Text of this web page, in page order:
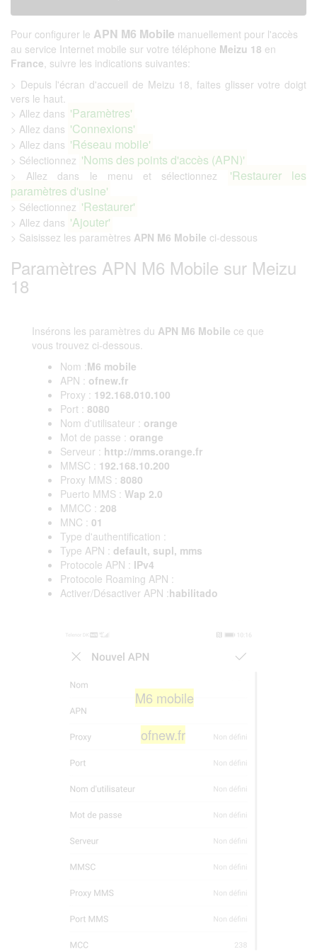
Pour configurer le APN M6 Mobile manuellement pour l'accès
au service Internet mobile sur votre téléphone Meizu 18 en
France, suivre les indications suivantes:
> Depuis l'écran d'accueil de Meizu 18, faites glisser votre doigt
vers le haut.
> Allez dans 'Paramètres'
> Allez dans 'Connexions'
> Allez dans 'Réseau mobile'
> Sélectionnez 'Noms des points d'accès (APN)'
> Allez dans le menu et sélectionnez
'Restaurer les
paramètres d'usine'
> Sélectionnez 'Restaurer'
> Allez dans 'Ajouter'
> Saisissez les paramètres APN M6 Mobile ci-dessous
Paramètres APN M6 Mobile sur Meizu
18
Insérons les paramètres du APN M6 Mobile ce que
vous trouvez ci-dessous.
Nom :M6 mobile
APN : ofnew.fr
Proxy : 192.168.010.100
Port : 8080
Nom d'utilisateur : orange
Mot de passe : orange
Serveur : http://mms.orange.fr
MMSC : 192.168.10.200
Proxy MMS : 8080
Puerto MMS : Wap 2.0
MMCC : 208
MNC : 01
Type d'authentification :
Type APN : default, supl, mms
Protocole APN : IPv4
Protocole Roaming APN :
Activer/Désactiver APN :habilitado
ofnew.fr
M6 mobile